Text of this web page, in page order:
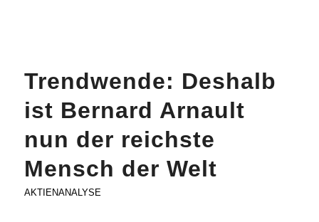
Trendwende: Deshalb
ist Bernard Arnault
nun der reichste
Mensch der Welt
AKTIENANALYSE